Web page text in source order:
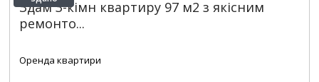
Здам 3-кімн квартиру 97 м2 з якісним
ремонто...
Оренда квартири